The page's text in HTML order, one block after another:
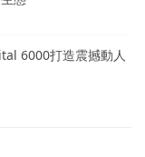
6000打造震撼動人